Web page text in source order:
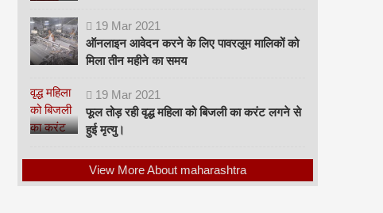
19 Mar 2021
ऑनलाइन आवेदन करने के लिए पावरलूम मालिकों को
मिला तीन महीने का समय
19 Mar 2021
फूल तोड़ रही वृद्ध महिला को बिजली का करंट लगने से
हुई मृत्यु।
View More About maharashtra